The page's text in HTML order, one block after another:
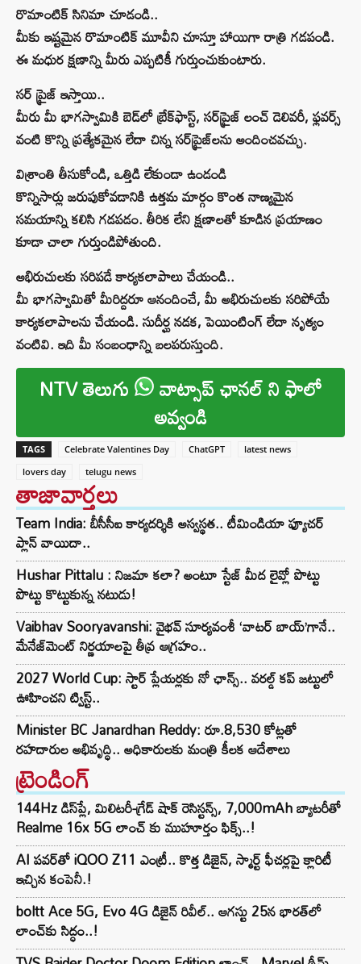
రొమాంటిక్ సినిమా చూడండి..
మీకు ఇష్టమైన రొమాంటిక్ మూవీని చూస్తూ హాయిగా రాత్రి గడపండి.
ఈ మధుర క్షణాన్ని మీరు ఎప్పటికీ గుర్తుంచుకుంటారు.
సర్ ప్రైజ్ ఇస్తాయి..
మీరు మీ భాగస్వామికి బెడ్‌లో బ్రేక్‌ఫాస్ట్, సర్‌ప్రైజ్‌ లంచ్ డెలివరీ, ఫ్లవర్స్
వంటి కొన్ని ప్రత్యేకమైన లేదా చిన్న సర్‌ప్రైజ్‌లను అందించవచ్చు.
విశ్రాంతి తీసుకోండి, ఒత్తిడి లేకుండా ఉండండి
కొన్నిసార్లు జరుపుకోవడానికి ఉత్తమ మార్గం కొంత నాణ్యమైన
సమయాన్ని కలిసి గడపడం. తీరిక లేని క్షణాలతో కూడిన ప్రయాణం
కూడా చాలా గుర్తుండిపోతుంది.
అభిరుచులకు సరిపడే కార్యకలాపాలు చేయండి..
మీ భాగస్వామితో మీరిద్దరూ ఆనందించే, మీ అభిరుచులకు సరిపోయే
కార్యకలాపాలను చేయండి. సుదీర్ఘ నడక, పెయింటింగ్ లేదా నృత్యం
వంటివి. ఇది మీ సంబంధాన్ని బలపరుస్తుంది.
NTV తెలుగు వాట్సాప్ ఛానల్ ని ఫాలో
అవ్వండి
TAGS Celebrate Valentines Day ChatGPT
latest news
lovers day
telugu news
తాజావార్తలు
Team India: బీసీసీఐ కార్యదర్శికి అస్వస్థత.. టీమిండియా ఫ్యూచర్
ప్లాన్ వాయిదా..
Hushar Pittalu : నిజమా కలా? అంటూ స్టేజ్ మీద లైవ్లో పొట్టు
పొట్టు కొట్టుకున్న నటుడు!
Vaibhav Sooryavanshi: వైభవ్ సూర్యవంశీ ‘వాటర్ బాయ్’గానే..
మేనేజ్‌మెంట్ నిర్ణయాలపై తీవ్ర ఆగ్రహం..
2027 World Cup: స్టార్ ప్లేయర్లకు నో ఛాన్స్.. వరల్డ్ కప్ జట్టులో
ఊహించని ట్విస్ట్..
Minister BC Janardhan Reddy: రూ.8,530 కోట్లతో
రహదారుల అభివృద్ధి.. అధికారులకు మంత్రి కీలక ఆదేశాలు
ట్రెండింగ్‌
144Hz డిస్‌ప్లే, మిలిటరీ-గ్రేడ్ షాక్ రెసిస్టన్స్, 7,000mAh బ్యాటరీతో
Realme 16x 5G లాంచ్ కు ముహూర్తం ఫిక్స్..!
AI పవర్‌తో iQOO Z11 ఎంట్రీ.. కొత్త డిజైన్, స్మార్ట్ ఫీచర్లపై క్లారిటీ
ఇచ్చిన కంపెనీ.!
boltt Ace 5G, Evo 4G డిజైన్ రివీల్.. ఆగస్టు 25న భారత్‌లో
లాంచ్‌కు సిద్ధం..!